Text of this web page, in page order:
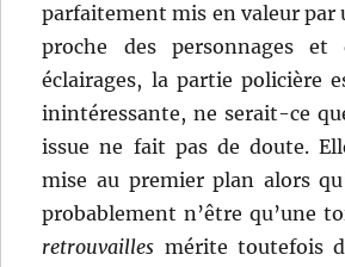
parfaitement mis en valeur par
proche des personnages
éclairages, la partie policière
inintéressante, ne serait-ce
issue ne fait pas de doute.
mise au premier plan alors
probablement n’être qu’une
retrouvailles mérite toutefois